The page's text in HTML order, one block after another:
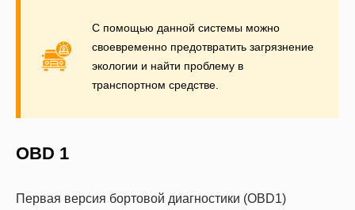
С помощью данной системы можно
своевременно предотвратить загрязнение
экологии и найти проблему в
транспортном средстве.
OBD 1
Первая версия бортовой диагностики (OBD1)